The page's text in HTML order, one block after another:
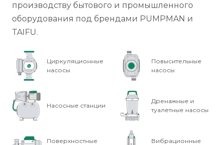
производству бытового и промышленного
оборудования под брендами PUMPMAN и
TAIFU.
Циркуляционные
насосы
Повысительные
насосы
Насосные станции
Дренажные и
туалетные насосы
Поверхностные
Вибрационные